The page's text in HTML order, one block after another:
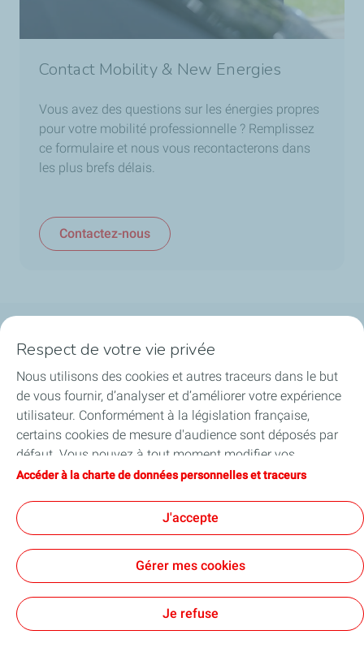
Contact Mobility & New Energies
Vous avez des questions sur les énergies propres
pour votre mobilité professionnelle ? Remplissez
ce formulaire et nous vous recontacterons dans
les plus brefs délais.
Contactez-nous
Nos secteurs en Belgique
Nos produits en Belgique
Liens utiles
Conditions Générales d'Utilisation
Conditions générales de ventePolitique de confidentialité
TotalEnergies 2026
Respect de votre vie privée
Nous utilisons des cookies et autres traceurs dans le but
de vous fournir, d’analyser et d’améliorer votre expérience
utilisateur. Conformément à la législation française,
certains cookies de mesure d'audience sont déposés par
défaut. Vous pouvez à tout moment modifier vos
paramètres de cookies en cliquant sur le bouton « Gérer
vous acceptez le dépôt de l’ensemble des cookies. Dans le
cas où vous cliquez sur « Je refuse », seuls les cookies
techniques nécessaires au bon fonctionnement du site
seront utilisés. Pour plus d’informations, vous pouvez
traceurs ».
Accéder à la charte de données personnelles et traceurs
J'accepte
Gérer mes cookies
Je refuse